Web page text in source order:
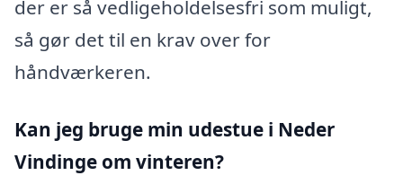
der er så vedligeholdelsesfri som muligt,
så gør det til en krav over for
håndværkeren.
Kan jeg bruge min udestue i Neder
Vindinge om vinteren?